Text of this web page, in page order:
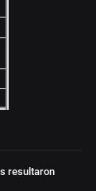
resultaron